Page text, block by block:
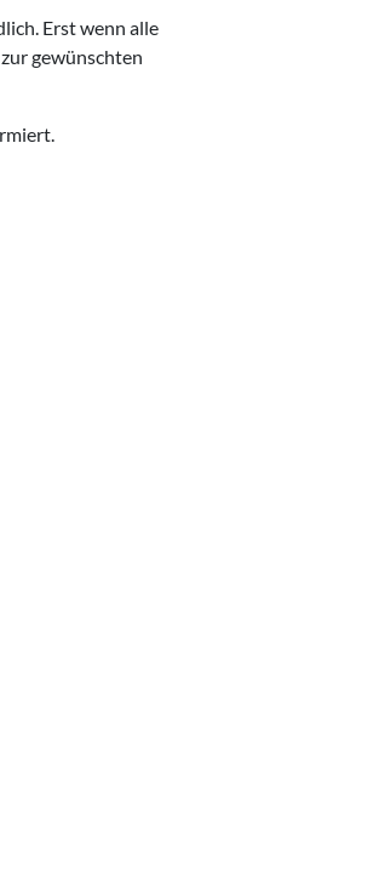
Erst wenn alle
gewünschten